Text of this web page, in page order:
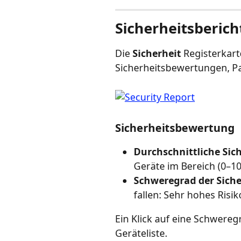
Die Sicherheit
Sicherheitsbewertungen,
Sicherheitsbewertung
Durchschnittliche
Geräte im Bereich
Schweregrad der
fallen: Sehr hohes
Ein Klick auf eine
Geräteliste.